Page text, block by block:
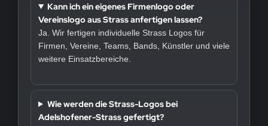
Kann ich ein eigenes Firmenlogo oder
Vereinslogo aus Strass anfertigen lassen?
Ja. Wir fertigen individuelle Strass Logos für
Firmen, Vereine, Teams, Bands, Künstler und viele
weitere Einsatzbereiche.
Wie werden die Strass-Logos bei
Adelshofener-Strass gefertigt?